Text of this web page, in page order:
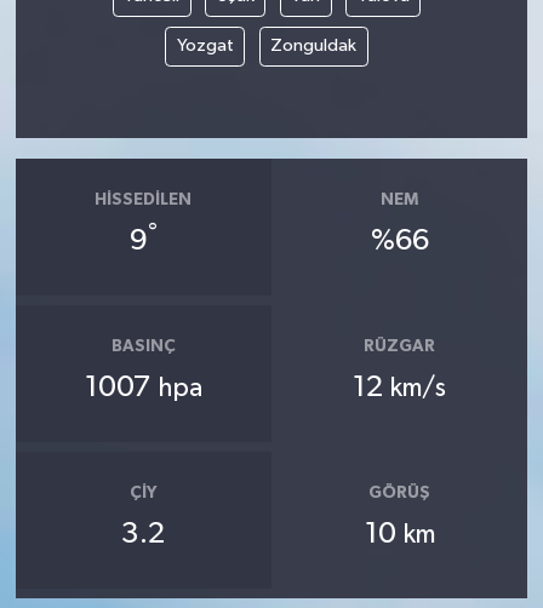
Yozgat Zonguldak
HISSEDILEN
9°
NEM
%66
BASINÇ
1007 hpa
RÜZGAR
12 km/s
ÇIY
3.2
GÖRÜŞ
10 km